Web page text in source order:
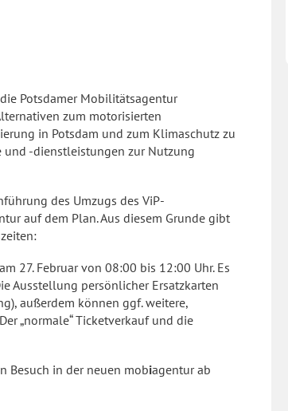
Potsdamer Mobilitätsagentur
zum motorisierten
in Potsdam und zum Klimaschutz zu
-dienstleistungen zur Nutzung
des Umzugs des ViP-
auf dem Plan. Aus diesem Grunde gibt
27. Februar von 08:00 bis 12:00 Uhr. Es
Ausstellung persönlicher Ersatzkarten
außerdem können ggf. weitere,
„normale“ Ticketverkauf und die
Besuch in der neuen mobiagentur ab